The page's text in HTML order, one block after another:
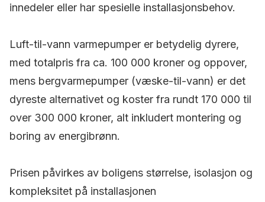
innedeler eller har spesielle installasjonsbehov.
Luft-til-vann varmepumper er betydelig dyrere,
med totalpris fra ca. 100 000 kroner og oppover,
mens bergvarmepumper (væske-til-vann) er det
dyreste alternativet og koster fra rundt 170 000 til
over 300 000 kroner, alt inkludert montering og
boring av energibrønn.
Prisen påvirkes av boligens størrelse, isolasjon og
kompleksitet på installasjonen